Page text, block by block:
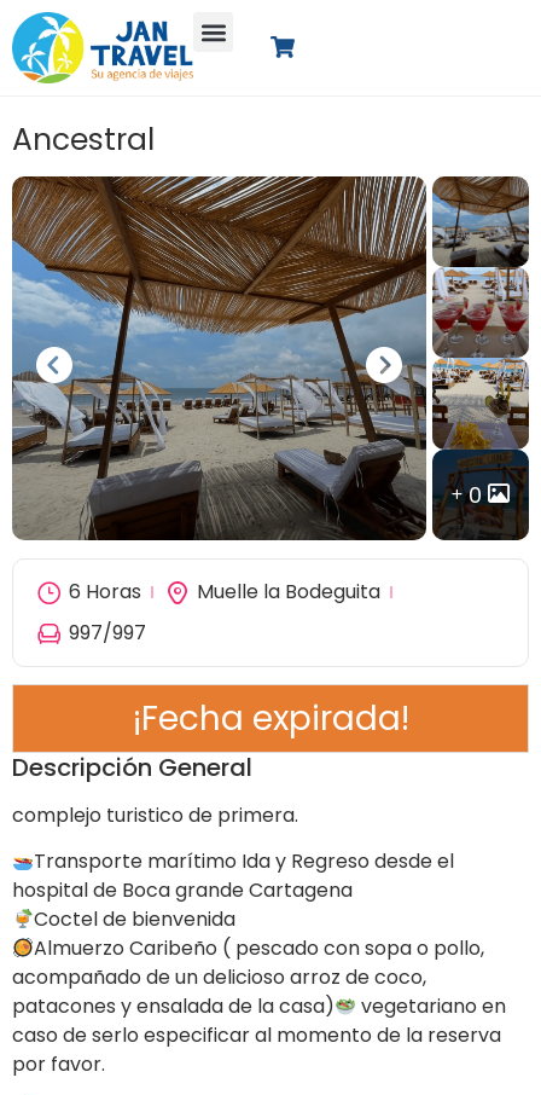
Ancestral
0
6 Horas
Muelle la Bodeguita
997/997
¡Fecha expirada!
Descripción General
complejo turistico de primera.
Transporte marítimo Ida y Regreso desde el
hospital de Boca grande Cartagena
Coctel de bienvenida
Almuerzo Caribeño ( pescado con sopa o pollo,
acompañado de un delicioso arroz de coco,
patacones y ensalada de la casa)
vegetariano en
caso de serlo especificar al momento de la reserva
por favor.